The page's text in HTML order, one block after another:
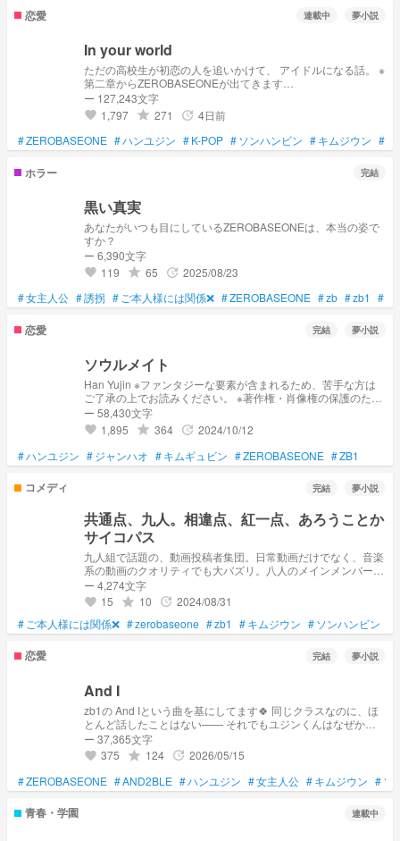
恋愛 連載中 夢小説
In your world
ただの高校生が初恋の人を追いかけて、 アイドルになる話。 ※
第二章からZEROBASEONEが出てきます
https://novel.prcm.jp/novel/ptKglW3w0rE6zFlxBwnE ↑ And I の
続編です
ー 127,243文字
favorite 1,797 grade 271 update 4日前
#ZEROBASEONE #ハンユジン #K-POP #ソンハンビン #キムジウン #
ホラー 完結
黒い真実
あなたがいつも目にしているZEROBASEONEは、本当の姿で
すか？
ー 6,390文字
favorite 119 grade 65 update 2025/08/23
#女主人公 #誘拐 #ご本人様には関係❌ #ZEROBASEONE #zb #zb1 #
恋愛 完結 夢小説
ソウルメイト
Han Yujin ※ファンタジーな要素が含まれるため、苦手な方は
ご了承の上でお読みください。 ※著作権・肖像権の保護のた
め、登場人物のアイコンはAIイラストを使用しています。
ー 58,430文字
favorite 1,895 grade 364 update 2024/10/12
#ハンユジン #ジャンハオ #キムギュビン #ZEROBASEONE #ZB1
コメディ 完結 夢小説
共通点、九人。相違点、紅一点、あろうことか
サイコパス
九人組で話題の、動画投稿者集団。日常動画だけでなく、音楽
系の動画のクオリティでも大バズリ。八人のメインメンバー
に、一人のサブメンバー。実質リーダーの紅一点、サブメンバ
ーが、盛大なドッキリを、男子八人に仕掛けた。 「ﾌｧｰｰｰｰｰｗ
ｗｗｗｗ」 人の心が無い、サイコパス、可愛い顔をした大魔
王、正気を失ってる。 そんな紅一点の、盛大のサプライズ。
終わるまでの、お話。 ⚠最後まで見るとちょっと悲しい系。幸
せに終わりたい人は、最後の二つは読まないで！
ー 4,274文字
favorite 15 grade 10 update 2024/08/31
# ご本人様には関係❌ #zerobaseone #zb1 #キムジウン #ソンハンビン
恋愛 完結 夢小説
And I
zb1の And Iという曲を基にしてます🍀 同じクラスなのに、ほ
とんど話したことはない—— それでもユジンくんはなぜか私
の投稿にだけ“いいね”を押し続けていた。 イケメンで有名な彼
の視線の意味に、私は気づかないふりをして。 近いはずなの
に遠いまま終わった、“いいね”だけの未完成な恋。 ※この作品
では他のzb1メンバー出ません ※これから描く予定の続編には
出てきます 自己満で書いてます
ー 37,365文字
favorite 375 grade 124 update 2026/05/15
#ZEROBASEONE #AND2BLE #ハンユジン #女主人公 #キムジウン #ソ
青春・学園 連載中